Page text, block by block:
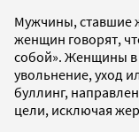
Мужчины, ставшие
женщин говорят,
собой». Женщины в
увольнение, уход
буллинг,
цели, исключая